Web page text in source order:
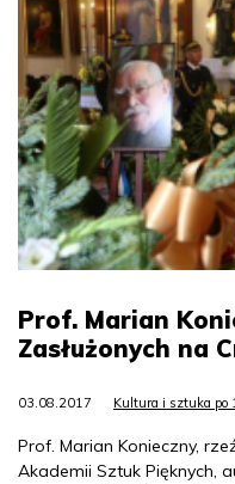
Prof. Marian
Zasłużonych na
03.08.2017 Kultura i sztuka po
Prof. Marian Konieczny,
Akademii Sztuk Pięknych,